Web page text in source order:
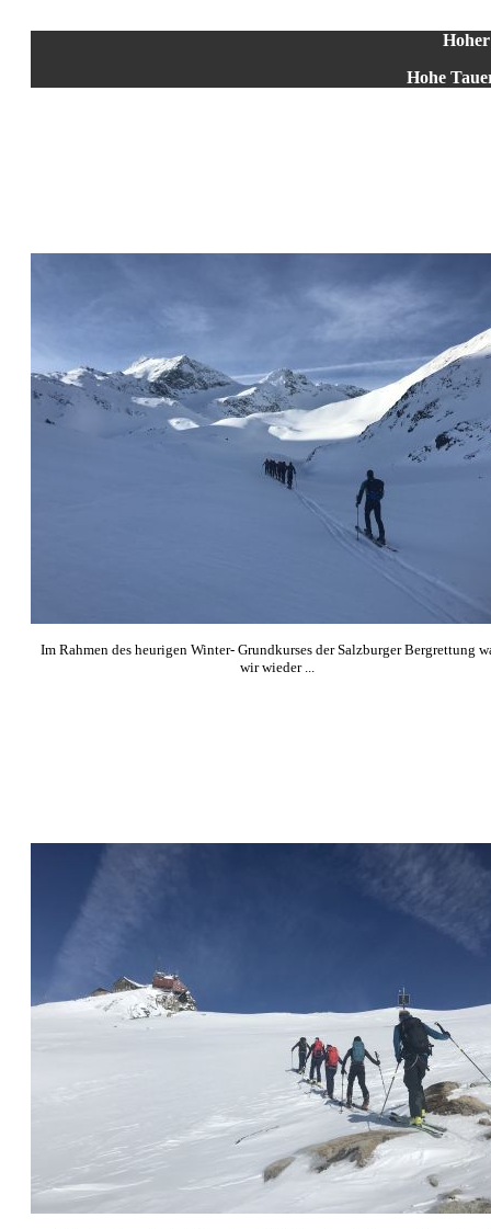
Hohe
Im Rahmen des heurigen Winter- Grundkurses der Salzburger Bergrettung
wir wieder ...